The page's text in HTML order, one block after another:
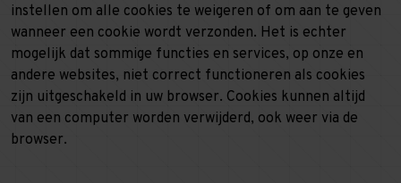
instellen om alle cookies te weigeren of om aan te geven
wanneer een cookie wordt verzonden. Het is echter
mogelijk dat sommige functies en services, op onze en
andere websites, niet correct functioneren als cookies
zijn uitgeschakeld in uw browser. Cookies kunnen altijd
van een computer worden verwijderd, ook weer via de
browser.